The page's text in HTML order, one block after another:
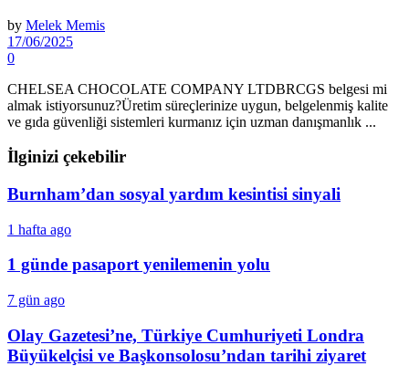
by Melek Memis
17/06/2025
0
CHELSEA CHOCOLATE COMPANY LTDBRCGS belgesi mi
almak istiyorsunuz?Üretim süreçlerinize uygun, belgelenmiş kalite
ve gıda güvenliği sistemleri kurmanız için uzman danışmanlık ...
İlginizi çekebilir
Burnham’dan sosyal yardım kesintisi sinyali
1 hafta ago
1 günde pasaport yenilemenin yolu
7 gün ago
Olay Gazetesi’ne, Türkiye Cumhuriyeti Londra
Büyükelçisi ve Başkonsolosu’ndan tarihi ziyaret